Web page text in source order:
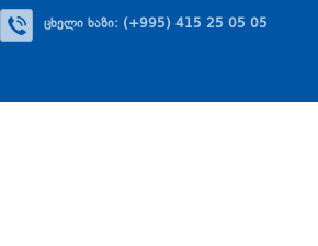
ცხელი ხაზი: (+995) 415 25 05 05